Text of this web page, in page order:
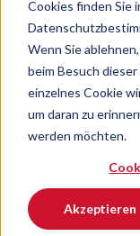
Cookies finden Sie
Wenn Sie
beim Besuch
einzelnes Cookie
um daran zu
werden möchten.
Akzeptieren
Seminar Freie
Grundlagen der
der
(PCF)
Die Erstellung